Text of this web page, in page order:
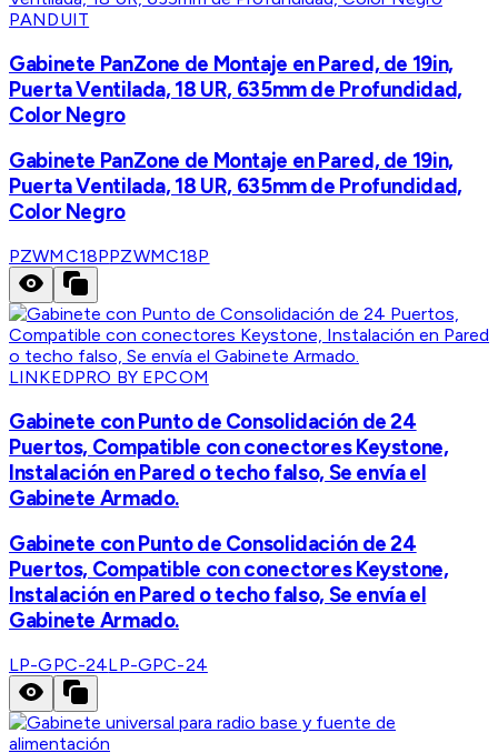
PANDUIT
Gabinete PanZone de Montaje en Pared, de 19in,
Puerta Ventilada, 18 UR, 635mm de Profundidad,
Color Negro
Gabinete PanZone de Montaje en Pared, de 19in,
Puerta Ventilada, 18 UR, 635mm de Profundidad,
Color Negro
PZWMC18PPZWMC18P
LINKEDPRO BY EPCOM
Gabinete con Punto de Consolidación de 24
Puertos, Compatible con conectores Keystone,
Instalación en Pared o techo falso, Se envía el
Gabinete Armado.
Gabinete con Punto de Consolidación de 24
Puertos, Compatible con conectores Keystone,
Instalación en Pared o techo falso, Se envía el
Gabinete Armado.
LP-GPC-24LP-GPC-24